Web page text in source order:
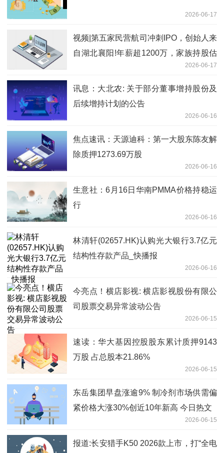
2026-06-17
视频|第五家民营航司冲刺IPO，创始人来
自湖北襄阳!年薪超1200万，家族持股估
2026-06-17
讯息：大北农: 关于部分董事增持股份及
后续增持计划的公告
2026-06-16
焦点速讯：天源迪科：第一大股东陈友解
除质押1273.69万股
2026-06-16
生意社：6月16日华南PMMA价格持稳运
行
2026-06-16
林清轩(02657.HK)认购光大银行3.7亿元
结构性存款产品_快播报
2026-06-16
今亮点！横店影视: 横店影视股份有限公
司股票交易异常波动公告
2026-06-15
速读：华大基因控股股东累计质押9143
万股 占总股本21.86%
2026-06-15
东岳集团早盘涨逾9% 制冷剂市场供需偏
紧价格大涨30%创近10年新高 今日热文
2026-06-15
报道:长安猎手K50 2026款上市，打“全电